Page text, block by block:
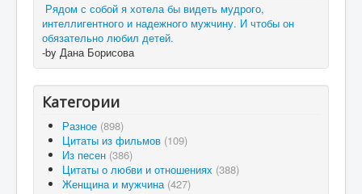
Рядом с собой я хотела бы видеть мудрого,
интеллигентного и надежного мужчину. И чтобы он
обязательно любил детей.
-by Дана Борисова
Категории
Разное (898)
Цитаты из фильмов (109)
Из песен (386)
Цитаты о любви и отношениях (388)
Женщина и мужчина (427)